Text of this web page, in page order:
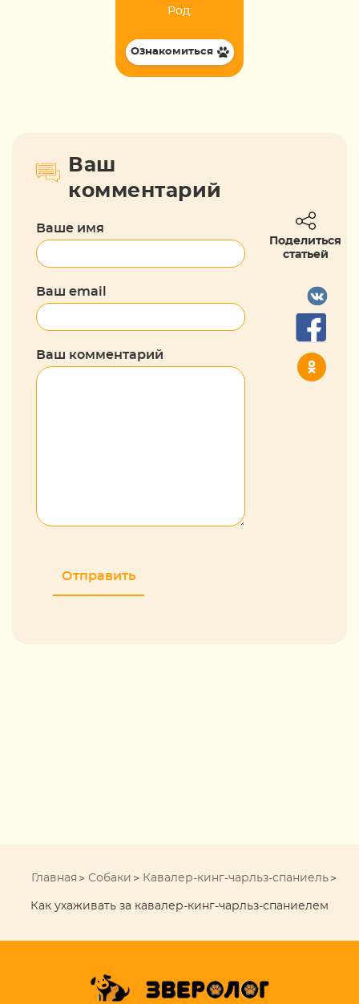
Род:
Ознакомиться
Ваш
комментарий
Ваше имя
Ваш email
Ваш комментарий
Поделиться
статьей
Главная Собаки Кавалер-кинг-чарльз-спаниель
Как ухаживать за кавалер-кинг-чарльз-спаниелем